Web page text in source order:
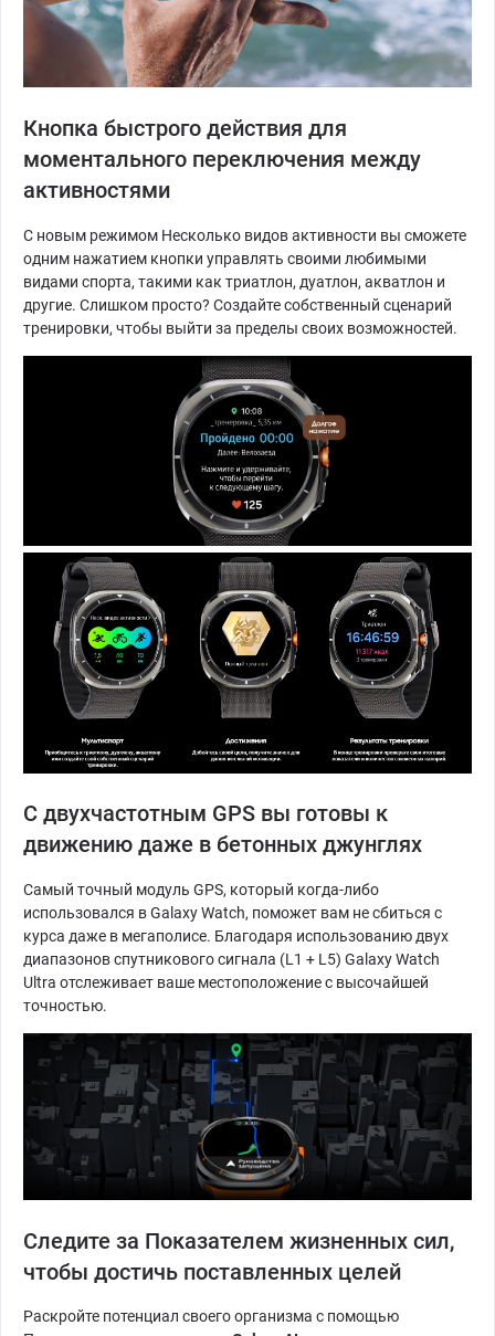
Кнопка быстрого действия для
моментального переключения между
активностями
С новым режимом Несколько видов активности вы сможете
одним нажатием кнопки управлять своими любимыми
видами спорта, такими как триатлон, дуатлон, акватлон и
другие. Слишком просто? Создайте собственный сценарий
тренировки, чтобы выйти за пределы своих возможностей.
С двухчастотным GPS вы готовы к
движению даже в бетонных джунглях
Самый точный модуль GPS, который когда-либо
использовался в Galaxy Watch, поможет вам не сбиться с
курса даже в мегаполисе. Благодаря использованию двух
диапазонов спутникового сигнала (L1 + L5) Galaxy Watch
Ultra отслеживает ваше местоположение с высочайшей
точностью.
Следите за Показателем жизненных сил,
чтобы достичь поставленных целей
Раскройте потенциал своего организма с помощью